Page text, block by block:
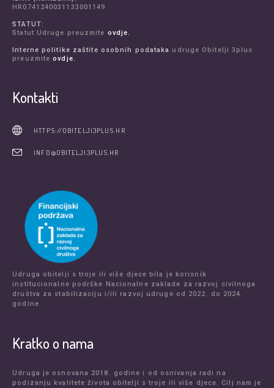
HR0741240031133001149
STATUT:
Statut Udruge preuzmite ovdje.
Interne politike zaštite osobnih podataka udruge Obitelji 3plus
preuzmiteovdje.
Kontakti
HTTPS://OBITELJI3PLUS.HR
INFO@OBITELJI3PLUS.HR
Udruga obitelji s troje ili više djece bila je korisnik
institucionalne podrške Nacionalne zaklade za razvoj civilnoga
društva za stabilizaciju i/ili razvoj udruge od 2022. do 2024.
godine.
Kratko o nama
Udruga je osnovana 2018. godine i od osnivanja radi na
podizanju kvalitete života obitelji s troje ili više djece. Cilj nam je